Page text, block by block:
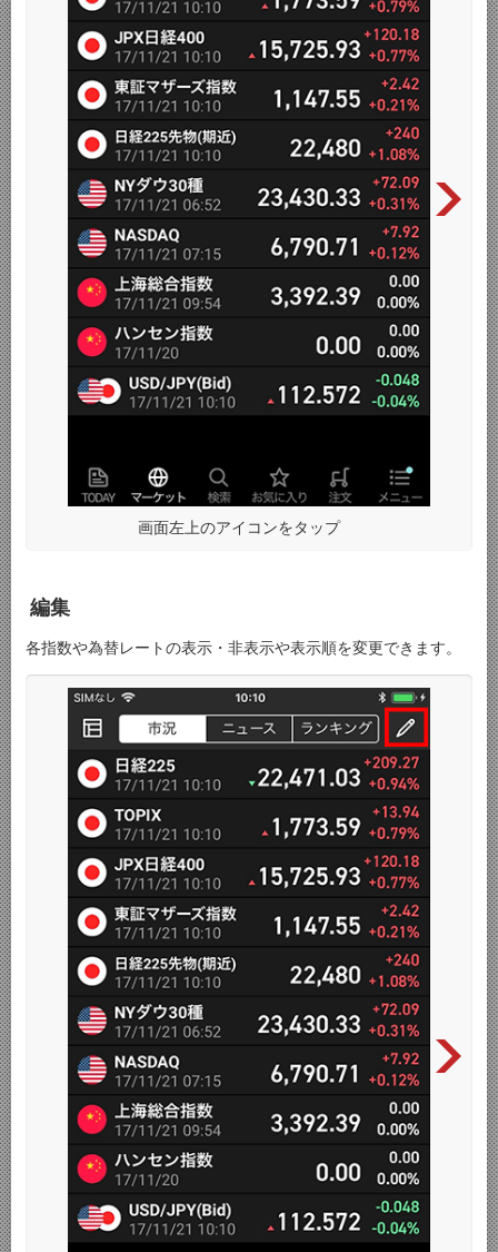
画面左上のアイコンをタップ
編集
各指数や為替レートの表示・非表示や表示順を変更できます。